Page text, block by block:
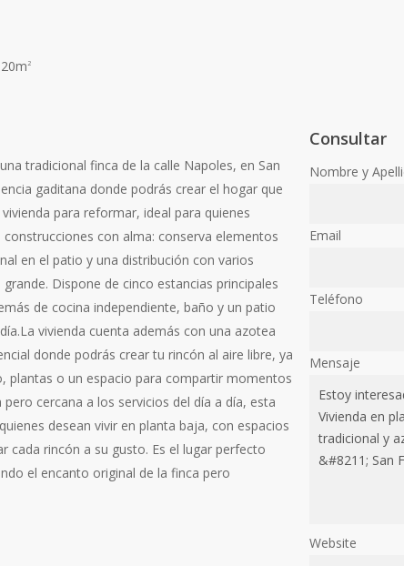
2
tradicional finca de la calle Napoles, en San
gaditana donde podrás crear el hogar que
para reformar, ideal para quienes
con alma: conserva elementos
en el patio y una distribución con varios
Dispone de cinco estancias principales
de cocina independiente, baño y un patio
La vivienda cuenta además con una azotea
donde podrás crear tu rincón al aire libre, ya
plantas o un espacio para compartir momentos
pero cercana a los servicios del día a día, esta
desean vivir en planta baja, con espacios
cada rincón a su gusto. Es el lugar perfecto
el encanto original de la finca pero
Consultar
Nombre y
Email
Teléfono
Mensaje
Website